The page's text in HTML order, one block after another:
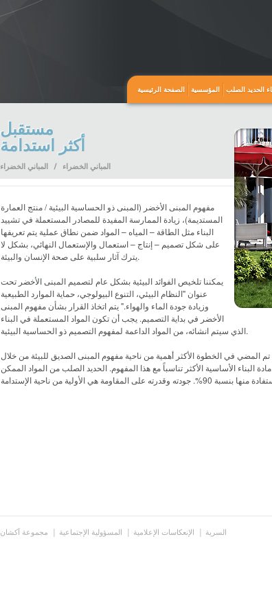
الصفحة الرئيسية المؤسسية الحديد الصلب
مستقبل
أكثر استدامة
المباني الخضراء / المباني الخضراء
مفهوم المبنى الأخضر (المبنى ذو الحساسية البيئية / منتج العمارة
المستديمة)، زيادة الممارسة المفيدة للمصادر المستعملة في تشييد
البناء مثل الطاقة – المياه – المواد ضمن نطاق عملية يتم تعريفها
على شكل تصميم – إنتاج – استعمال والإستعمال النهائي، بشكل لا
يترك آثار سلبية على صحة الإنسان والبيئة.
يمكننا تلخيص الفوائد البيئية بشكل عام لتصميم المبنى الأخضر تحت
عنوان "النظام البيئي، التنوع البيولوجي، حماية الموارد الطبيعية
وزيادة جودة الماء والهواء." يتم اتخاذ القرار بشأن مفهوم المبنى
الأخضر في بداية التصميم. يجب أن تكون المواد المستعملة في البناء
الذي سيتم انشائه، من المواد الداعمة لمفهوم التصميم ذو الحساسية البيئية.
المضي في الخطوة الأكثر أهمية من ناحية مفهوم المبنى الصديق للبيئة من خلال
البناء الأساسية الأكثر تناسباً مع هذا المفهوم. الحديد الصلب من المواد الممكن
مجموعة آكشان المسؤولية الإجتماعية الإنعكاسات الإعلامية السرية